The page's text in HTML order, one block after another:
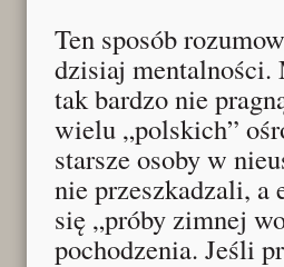
Ten sposób
dzisiaj mentalności.
tak bardzo nie
wielu „polskich”
starsze osoby w
nie przeszkadzali, a
się „próby zimnej
pochodzenia. Jeśli